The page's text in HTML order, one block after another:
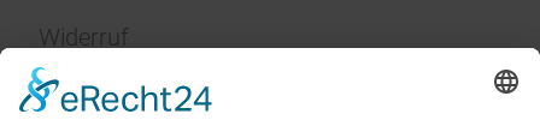
Widerruf
Impressum